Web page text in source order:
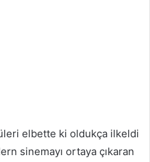
elbette ki oldukça ilkeldi
sinemayı ortaya çıkaran